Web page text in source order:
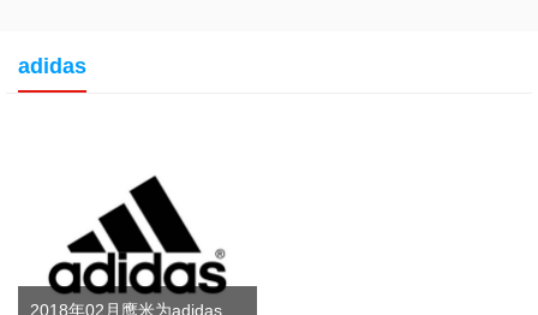
adidas